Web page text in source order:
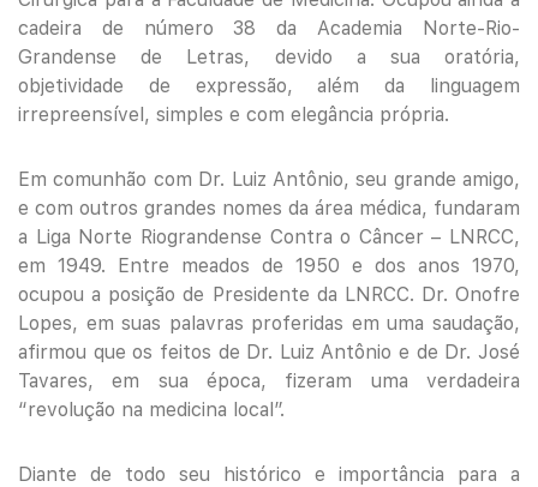
cadeira de número 38 da Academia Norte-Rio-
Grandense de Letras, devido a sua oratória,
objetividade de expressão, além da linguagem
irrepreensível, simples e com elegância própria.
Em comunhão com Dr. Luiz Antônio, seu grande amigo,
e com outros grandes nomes da área médica, fundaram
a Liga Norte Riograndense Contra o Câncer – LNRCC,
em 1949. Entre meados de 1950 e dos anos 1970,
ocupou a posição de Presidente da LNRCC. Dr. Onofre
Lopes, em suas palavras proferidas em uma saudação,
afirmou que os feitos de Dr. Luiz Antônio e de Dr. José
Tavares, em sua época, fizeram uma verdadeira
“revolução na medicina local”.
Diante de todo seu histórico e importância para a